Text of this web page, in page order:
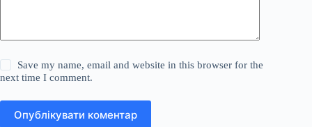
Save my name, email and website in this browser for the
next time I comment.
Опублікувати коментар